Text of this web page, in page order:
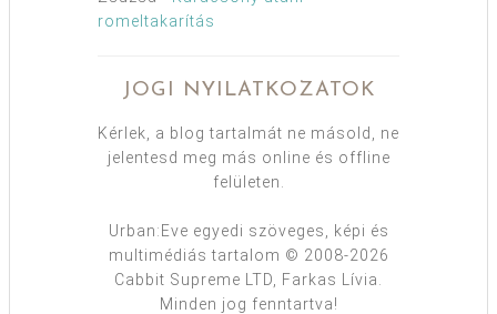
romeltakarítás
JOGI NYILATKOZATOK
Kérlek, a blog tartalmát ne másold, ne
jelentesd meg más online és offline
felületen.
Urban:Eve egyedi szöveges, képi és
multimédiás tartalom © 2008-2026
Cabbit Supreme LTD, Farkas Lívia.
Minden jog fenntartva!